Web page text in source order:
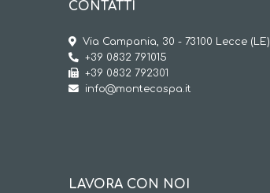
CONTATTI
Via Campania, 30 - 73100 Lecce (LE)
+39 0832 791015
+39 0832 792301
info@montecospa.it
LAVORA CON NOI